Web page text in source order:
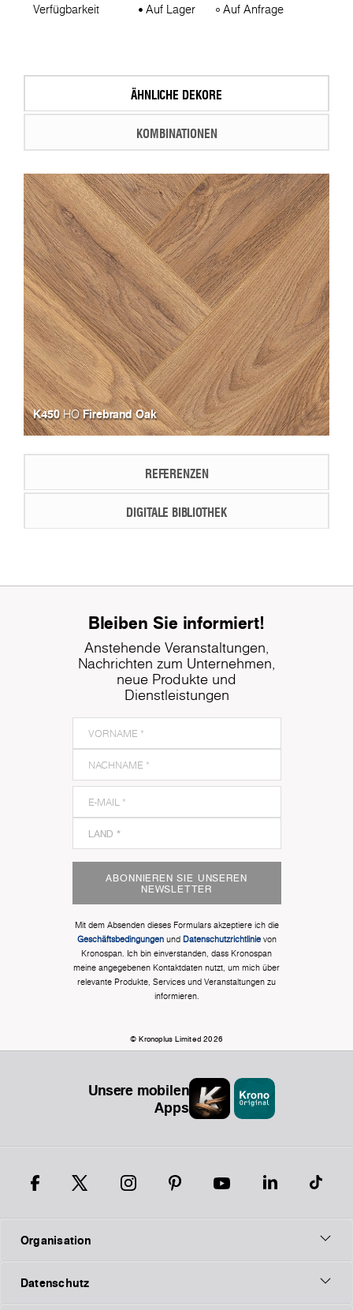
Verfügbarkeit Auf Lager Auf Anfrage
ÄHNLICHE DEKORE
KOMBINATIONEN
K450HOFirebrand Oak
REFERENZEN
DIGITALE BIBLIOTHEK
Bleiben Sie informiert!
Anstehende Veranstaltungen,
Nachrichten zum Unternehmen,
neue Produkte und
Dienstleistungen
ABONNIEREN SIE UNSEREN
NEWSLETTER
Mit dem Absenden dieses Formulars akzeptiere ich die
Geschäftsbedingungenund Datenschutzrichtlinievon
Kronospan. Ich bin einverstanden, dass Kronospan
meine angegebenen Kontaktdaten nutzt, um mich über
relevante Produkte, Services und Veranstaltungen zu
informieren.
© Kronoplus Limited 2026
Unsere mobilen
Apps
Organisation
Datenschutz